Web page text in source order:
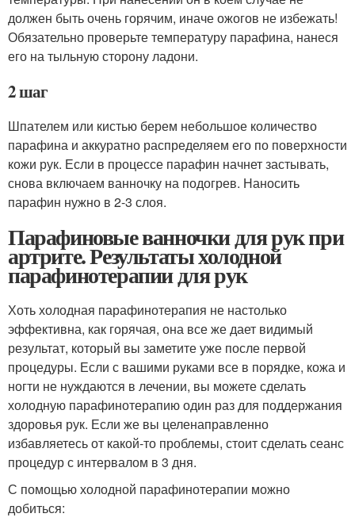
должен быть очень горячим, иначе ожогов не избежать!
Обязательно проверьте температуру парафина, нанеся
его на тыльную сторону ладони.
2 шаг
Шпателем или кистью берем небольшое количество
парафина и аккуратно распределяем его по поверхности
кожи рук. Если в процессе парафин начнет застывать,
снова включаем ванночку на подогрев. Наносить
парафин нужно в 2-3 слоя.
Парафиновые ванночки для рук при
артрите. Результаты холодной
парафинотерапии для рук
Хоть холодная парафинотерапия не настолько
эффективна, как горячая, она все же дает видимый
результат, который вы заметите уже после первой
процедуры. Если с вашими руками все в порядке, кожа и
ногти не нуждаются в лечении, вы можете сделать
холодную парафинотерапию один раз для поддержания
здоровья рук. Если же вы целенаправленно
избавляетесь от какой-то проблемы, стоит сделать сеанс
процедур с интервалом в 3 дня.
С помощью холодной парафинотерапии можно
добиться: